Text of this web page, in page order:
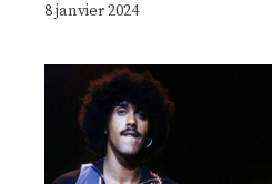
8 janvier 2024